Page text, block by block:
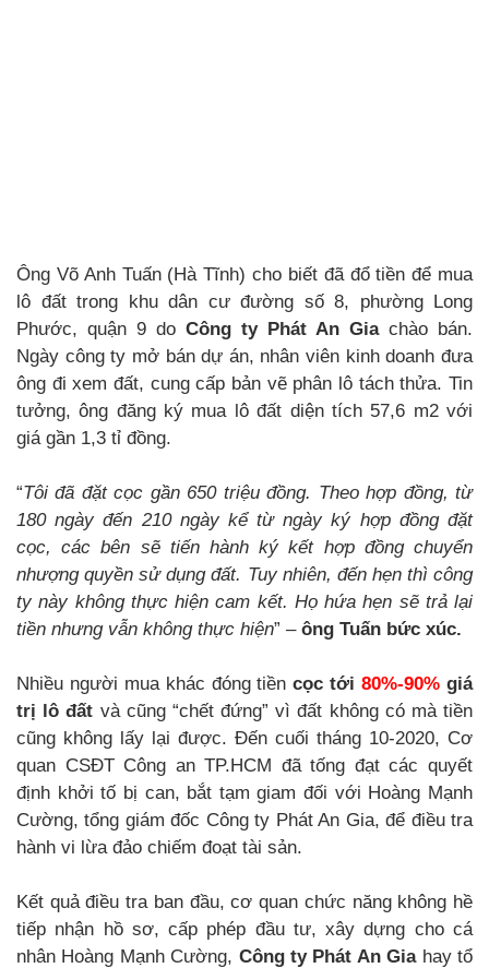
Ông Võ Anh Tuấn (Hà Tĩnh) cho biết đã đổ tiền để mua
lô đất trong khu dân cư đường số 8, phường Long
Phước, quận 9 do Công ty Phát An Giachào bán.
Ngày công ty mở bán dự án, nhân viên kinh doanh đưa
ông đi xem đất, cung cấp bản vẽ phân lô tách thửa. Tin
tưởng, ông đăng ký mua lô đất diện tích 57,6 m2 với
giá gần 1,3 tỉ đồng.
“Tôi đã đặt cọc gần 650 triệu đồng. Theo hợp đồng, từ
180 ngày đến 210 ngày kể từ ngày ký hợp đồng đặt
cọc, các bên sẽ tiến hành ký kết hợp đồng chuyển
nhượng quyền sử dụng đất. Tuy nhiên, đến hẹn thì công
ty này không thực hiện cam kết. Họ hứa hẹn sẽ trả lại
tiền nhưng vẫn không thực hiện” – ông Tuấn bức xúc.
Nhiều người mua khác đóng tiềncọc tới80%-90% giá
trị lô đất và cũng “chết đứng” vì đất không có mà tiền
cũng không lấy lại được. Đến cuối tháng 10-2020, Cơ
quan CSĐT Công an TP.HCM đã tống đạt các quyết
định khởi tố bị can, bắt tạm giam đối với Hoàng Mạnh
Cường, tổng giám đốc Công ty Phát An Gia, để điều tra
hành vi lừa đảo chiếm đoạt tài sản.
Kết quả điều tra ban đầu, cơ quan chức năng không hề
tiếp nhận hồ sơ, cấp phép đầu tư, xây dựng cho cá
nhân Hoàng Mạnh Cường, Công ty Phát An Giahay tổ